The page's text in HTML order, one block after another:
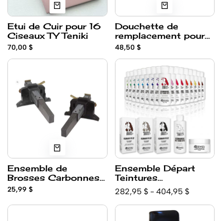
Etui de Cuir pour 16
Ciseaux TY Teniki
70,00 $
Douchette de
remplacement pour
Hydrosurge Opawz
48,50 $
Ensemble de
Brosses Carbonnes
pour Moteur
25,99 $
Ensemble Départ
Teintures
Permanentes
+Diluant+ Super
Noir,Brun, Gris +
Isolant Opawz
282,95 $ - 404,95 $